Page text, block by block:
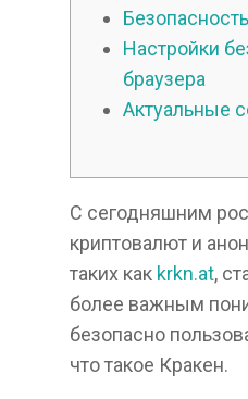
Настройки
браузера
Актуальные
С сегодняшним
криптовалют и
таких как krkn.at,
более важным
безопасно
что такое Кракен.